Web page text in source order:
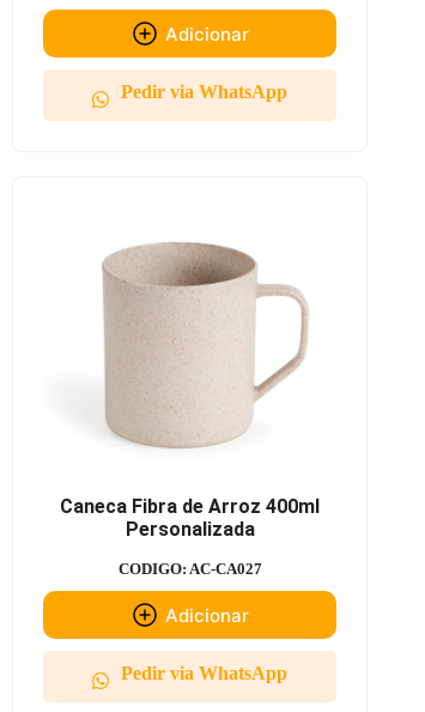
Adicionar
Pedir via WhatsApp
Caneca Fibra de Arroz 400ml
Personalizada
CODIGO: AC-CA027
Adicionar
Pedir via WhatsApp